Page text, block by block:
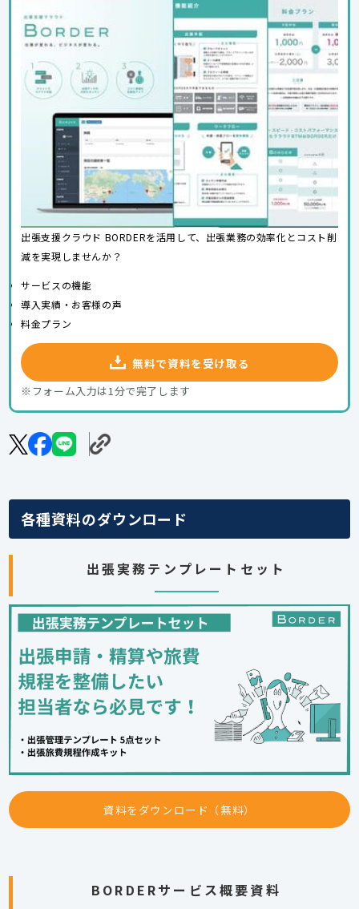
出張支援クラウド BORDERを活用して、出張業務の効率化とコスト削
減を実現しませんか？
サービスの機能
導入実績・お客様の声
料金プラン
無料で資料を受け取る
※フォーム入力は1分で完了します
各種資料のダウンロード
出張実務テンプレートセット
資料をダウンロード（無料）
BORDERサービス概要資料